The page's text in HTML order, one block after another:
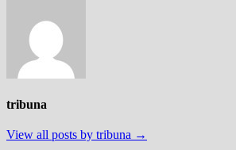
tribuna
View all posts by tribuna →